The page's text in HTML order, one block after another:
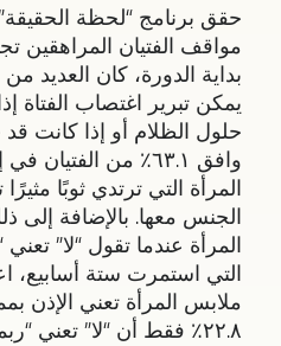
حقق برنامج “لحظة
مواقف الفتيان المراهقين
بداية الدورة، كان العديد من
يمكن تبرير اغتصاب الفتاة
حلول الظلام أو إذا كانت
وافق ٦٣.١٪ من
المرأة التي ترتدي ثوبًا
المرأة عندما تقول “لا” تعني
ملابس المرأة تعني الإذن
٢٢.٨٪ فقط أن “لا” تعني “ربما”.